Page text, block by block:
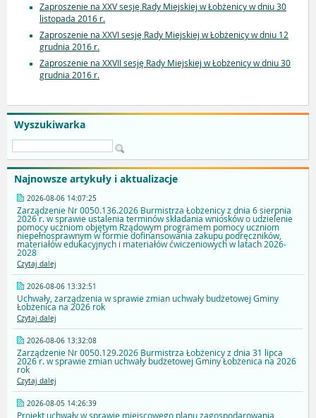
Wyszukiwarka
Najnowsze artykuły i aktualizacje
2026-08-06 14:07:25
Zarządzenie Nr 0050.136.2026 Burmistrza Łobżenicy z dnia 6 sierpnia
2026 r. w sprawie ustalenia terminów składania wniosków o udzielenie
pomocy uczniom objętym Rządowym programem pomocy uczniom
niepełnosprawnym w formie dofinansowania zakupu podręczników,
materiałów edukacyjnych i materiałów ćwiczeniowych w latach 2026-
2028
Czytaj dalej
2026-08-06 13:32:51
Uchwały, zarządzenia w sprawie zmian uchwały budżetowej Gminy
Łobżenica na 2026 rok
Czytaj dalej
2026-08-06 13:32:08
Zarządzenie Nr 0050.129.2026 Burmistrza Łobżenicy z dnia 31 lipca
2026 r. w sprawie zmian uchwały budżetowej Gminy Łobżenica na 2026
rok
Czytaj dalej
2026-08-05 14:26:39
Projekt uchwały w sprawie miejscowego planu zagospodarowania
Zaproszenie na XXV sesję Rady Miejskiej w Łobżenicy w dniu 30
listopada 2016 r.
Zaproszenie na XXVI sesję Rady Miejskiej w Łobżenicy w dniu 12
grudnia 2016 r.
Zaproszenie na XXVII sesję Rady Miejskiej w Łobżenicy w dniu 30
grudnia 2016 r.